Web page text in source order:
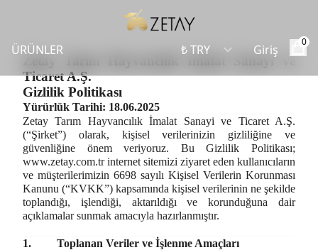
ÜRÜNLER Giriş
0
Zetay Tarım Hayvancılık İmalat Sanayi ve
Ticaret A.Ş.
Gizlilik Politikası
Yürürlük Tarihi: 18.06.2025
Zetay Tarım Hayvancılık İmalat Sanayi ve Ticaret A.Ş.
(“Şirket”) olarak, kişisel verilerinizin gizliliğine ve
güvenliğine önem veriyoruz. Bu Gizlilik Politikası;
www.zetay.com.trinternet sitemizi ziyaret eden kullanıcıların
ve müşterilerimizin 6698 sayılı Kişisel Verilerin Korunması
Kanunu (“KVKK”) kapsamında kişisel verilerinin ne şekilde
toplandığı, işlendiği, aktarıldığı ve korunduğuna dair
açıklamalar sunmak amacıyla hazırlanmıştır.
1.
Toplanan Veriler ve İşlenme Amaçları